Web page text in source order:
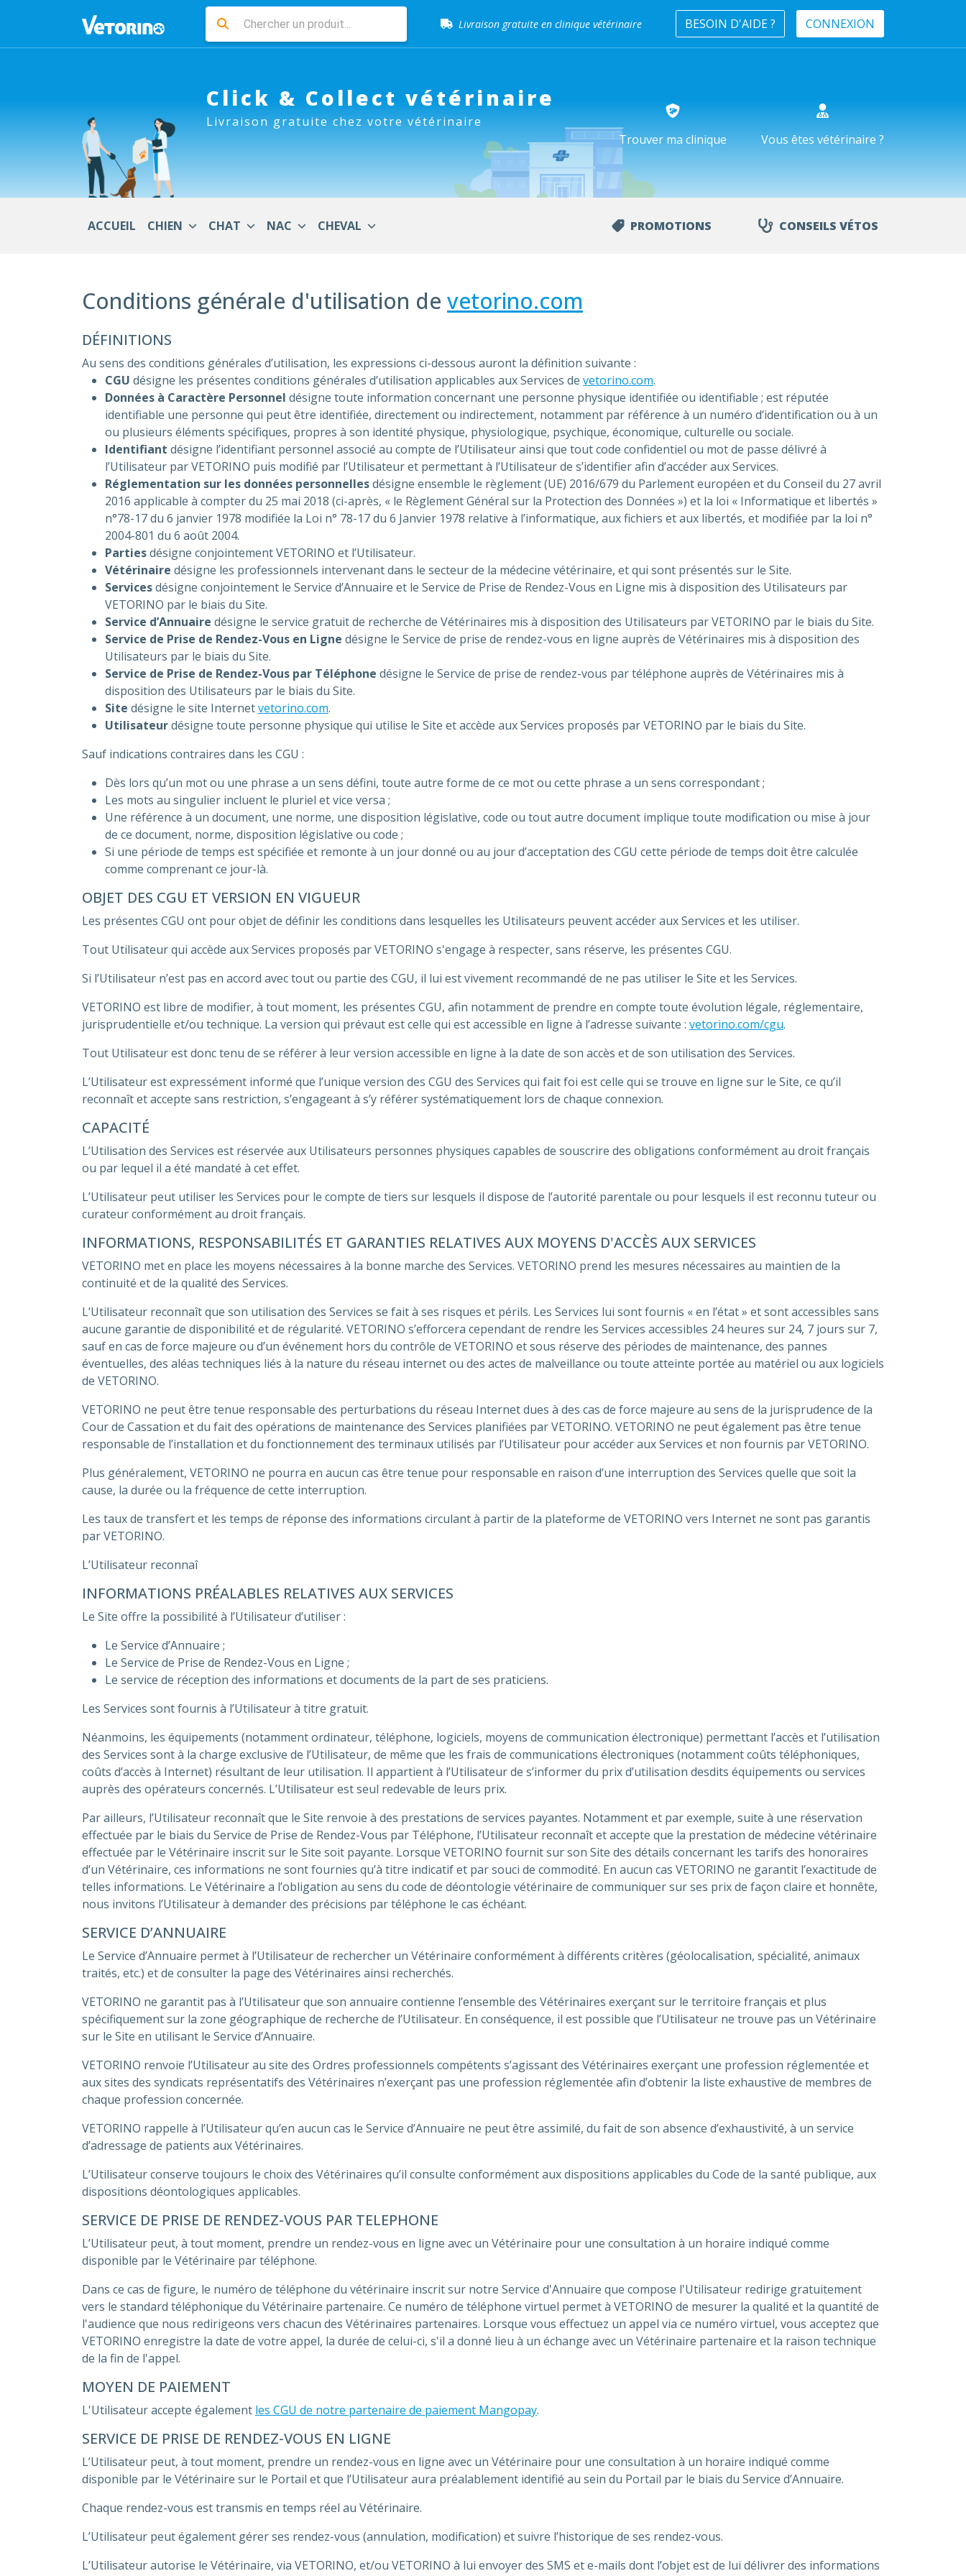
Livraison gratuite en clinique vétérinaire
Sélection de croquettes vétérinaire
Paiement 100% sécurisé
Livraison gratuite en clinique vétérinaire
BESOIN D'AIDE ? CONNEXION
Click & Collect vétérinaire
Livraison gratuite chez votre vétérinaire
Trouver ma clinique
Vous êtes vétérinaire ?
ACCUEIL CHIEN CHAT NAC CHEVAL PROMOTIONS CONSEILS VÉTOS
Conditions générale d'utilisation de vetorino.com
DÉFINITIONS
Au sens des conditions générales d’utilisation, les expressions ci-dessous auront la définition suivante :
CGU désigne les présentes conditions générales d’utilisation applicables aux Services de vetorino.com.
Données à Caractère Personnel désigne toute information concernant une personne physique identifiée ou identifiable ; est réputée
identifiable une personne qui peut être identifiée, directement ou indirectement, notamment par référence à un numéro d’identification ou à un
ou plusieurs éléments spécifiques, propres à son identité physique, physiologique, psychique, économique, culturelle ou sociale.
Identifiant désigne l’identifiant personnel associé au compte de l’Utilisateur ainsi que tout code confidentiel ou mot de passe délivré à
l’Utilisateur par VETORINO puis modifié par l’Utilisateur et permettant à l’Utilisateur de s’identifier afin d’accéder aux Services.
Réglementation sur les données personnellesdésigne ensemble le règlement (UE) 2016/679 du Parlement européen et du Conseil du 27 avril
2016 applicable à compter du 25 mai 2018 (ci-après, « le Règlement Général sur la Protection des Données ») et la loi « Informatique et libertés »
n°78-17 du 6 janvier 1978 modifiée la Loi n° 78-17 du 6 Janvier 1978 relative à l’informatique, aux fichiers et aux libertés, et modifiée par la loi n°
2004-801 du 6 août 2004.
Partiesdésigne conjointement VETORINO et l’Utilisateur.
Vétérinaire désigne les professionnels intervenant dans le secteur de la médecine vétérinaire, et qui sont présentés sur le Site.
Servicesdésigne conjointement le Service d’Annuaire et le Service de Prise de Rendez-Vous en Ligne mis à disposition des Utilisateurs par
VETORINO par le biais du Site.
Service d’Annuaire désigne le service gratuit de recherche de Vétérinaires mis à disposition des Utilisateurs par VETORINO par le biais du Site.
Service de Prise de Rendez-Vous en Ligne désigne le Service de prise de rendez-vous en ligne auprès de Vétérinaires mis à disposition des
Utilisateurs par le biais du Site.
Service de Prise de Rendez-Vous par Téléphone désigne le Service de prise de rendez-vous par téléphone auprès de Vétérinaires mis à
disposition des Utilisateurs par le biais du Site.
Site désigne le site Internetvetorino.com.
Utilisateurdésigne toute personne physique qui utilise le Site et accède aux Services proposés par VETORINO par le biais du Site.
Sauf indications contraires dans les CGU :
Dès lors qu’un mot ou une phrase a un sens défini, toute autre forme de ce mot ou cette phrase a un sens correspondant ;
Les mots au singulier incluent le pluriel et vice versa ;
Une référence à un document, une norme, une disposition législative, code ou tout autre document implique toute modification ou mise à jour
de ce document, norme, disposition législative ou code ;
Si une période de temps est spécifiée et remonte à un jour donné ou au jour d’acceptation des CGU cette période de temps doit être calculée
comme comprenant ce jour-là.
OBJET DES CGU ET VERSION EN VIGUEUR
Les présentes CGU ont pour objet de définir les conditions dans lesquelles les Utilisateurs peuvent accéder aux Services et les utiliser.
Tout Utilisateur qui accède aux Services proposés par VETORINO s'engage à respecter, sans réserve, les présentes CGU.
Si l’Utilisateur n’est pas en accord avec tout ou partie des CGU, il lui est vivement recommandé de ne pas utiliser le Site et les Services.
VETORINO est libre de modifier, à tout moment, les présentes CGU, afin notamment de prendre en compte toute évolution légale, réglementaire,
jurisprudentielle et/ou technique. La version qui prévaut est celle qui est accessible en ligne à l’adresse suivante : vetorino.com/cgu.
Tout Utilisateur est donc tenu de se référer à leur version accessible en ligne à la date de son accès et de son utilisation des Services.
L’Utilisateur est expressément informé que l’unique version des CGU des Services qui fait foi est celle qui se trouve en ligne sur le Site, ce qu’il
reconnaît et accepte sans restriction, s’engageant à s’y référer systématiquement lors de chaque connexion.
CAPACITÉ
L’Utilisation des Services est réservée aux Utilisateurs personnes physiques capables de souscrire des obligations conformément au droit français
ou par lequel il a été mandaté à cet effet.
L’Utilisateur peut utiliser les Services pour le compte de tiers sur lesquels il dispose de l’autorité parentale ou pour lesquels il est reconnu tuteur ou
curateur conformément au droit français.
INFORMATIONS, RESPONSABILITÉS ET GARANTIES RELATIVES AUX MOYENS D'ACCÈS AUX SERVICES
VETORINO met en place les moyens nécessaires à la bonne marche des Services. VETORINO prend les mesures nécessaires au maintien de la
continuité et de la qualité des Services.
L’Utilisateur reconnaît que son utilisation des Services se fait à ses risques et périls. Les Services lui sont fournis « en l’état » et sont accessibles sans
aucune garantie de disponibilité et de régularité. VETORINO s’efforcera cependant de rendre les Services accessibles 24 heures sur 24, 7 jours sur 7,
sauf en cas de force majeure ou d’un événement hors du contrôle de VETORINO et sous réserve des périodes de maintenance, des pannes
éventuelles, des aléas techniques liés à la nature du réseau internet ou des actes de malveillance ou toute atteinte portée au matériel ou aux logiciels
de VETORINO.
VETORINO ne peut être tenue responsable des perturbations du réseau Internet dues à des cas de force majeure au sens de la jurisprudence de la
Cour de Cassation et du fait des opérations de maintenance des Services planifiées par VETORINO. VETORINO ne peut également pas être tenue
responsable de l’installation et du fonctionnement des terminaux utilisés par l’Utilisateur pour accéder aux Services et non fournis par VETORINO.
Plus généralement, VETORINO ne pourra en aucun cas être tenue pour responsable en raison d’une interruption des Services quelle que soit la
cause, la durée ou la fréquence de cette interruption.
Les taux de transfert et les temps de réponse des informations circulant à partir de la plateforme de VETORINO vers Internet ne sont pas garantis
par VETORINO.
L’Utilisateur reconnaî
INFORMATIONS PRÉALABLES RELATIVES AUX SERVICES
Le Site offre la possibilité à l’Utilisateur d’utiliser :
Le Service d’Annuaire ;
Le Service de Prise de Rendez-Vous en Ligne ;
Le service de réception des informations et documents de la part de ses praticiens.
Les Services sont fournis à l’Utilisateur à titre gratuit.
Néanmoins, les équipements (notamment ordinateur, téléphone, logiciels, moyens de communication électronique) permettant l’accès et l’utilisation
des Services sont à la charge exclusive de l’Utilisateur, de même que les frais de communications électroniques (notamment coûts téléphoniques,
coûts d’accès à Internet) résultant de leur utilisation. Il appartient à l’Utilisateur de s’informer du prix d’utilisation desdits équipements ou services
auprès des opérateurs concernés. L’Utilisateur est seul redevable de leurs prix.
Par ailleurs, l’Utilisateur reconnaît que le Site renvoie à des prestations de services payantes. Notamment et par exemple, suite à une réservation
effectuée par le biais du Service de Prise de Rendez-Vous par Téléphone, l’Utilisateur reconnaît et accepte que la prestation de médecine vétérinaire
effectuée par le Vétérinaire inscrit sur le Site soit payante. Lorsque VETORINO fournit sur son Site des détails concernant les tarifs des honoraires
d’un Vétérinaire, ces informations ne sont fournies qu’à titre indicatif et par souci de commodité. En aucun cas VETORINO ne garantit l’exactitude de
telles informations. Le Vétérinaire a l’obligation au sens du code de déontologie vétérinaire de communiquer sur ses prix de façon claire et honnête,
nous invitons l’Utilisateur à demander des précisions par téléphone le cas échéant.
SERVICE D’ANNUAIRE
Le Service d’Annuaire permet à l’Utilisateur de rechercher un Vétérinaire conformément à différents critères (géolocalisation, spécialité, animaux
traités, etc.) et de consulter la page des Vétérinaires ainsi recherchés.
VETORINO ne garantit pas à l’Utilisateur que son annuaire contienne l’ensemble des Vétérinaires exerçant sur le territoire français et plus
spécifiquement sur la zone géographique de recherche de l’Utilisateur. En conséquence, il est possible que l’Utilisateur ne trouve pas un Vétérinaire
sur le Site en utilisant le Service d’Annuaire.
VETORINO renvoie l’Utilisateur au site des Ordres professionnels compétents s’agissant des Vétérinaires exerçant une profession réglementée et
aux sites des syndicats représentatifs des Vétérinaires n’exerçant pas une profession réglementée afin d’obtenir la liste exhaustive de membres de
chaque profession concernée.
VETORINO rappelle à l’Utilisateur qu’en aucun cas le Service d’Annuaire ne peut être assimilé, du fait de son absence d’exhaustivité, à un service
d’adressage de patients aux Vétérinaires.
L’Utilisateur conserve toujours le choix des Vétérinaires qu’il consulte conformément aux dispositions applicables du Code de la santé publique, aux
dispositions déontologiques applicables.
SERVICE DE PRISE DE RENDEZ-VOUS PAR TELEPHONE
L’Utilisateur peut, à tout moment, prendre un rendez-vous en ligne avec un Vétérinaire pour une consultation à un horaire indiqué comme
disponible par le Vétérinaire par téléphone.
Dans ce cas de figure, le numéro de téléphone du vétérinaire inscrit sur notre Service d'Annuaire que compose l'Utilisateur redirige gratuitement
vers le standard téléphonique du Vétérinaire partenaire. Ce numéro de téléphone virtuel permet à VETORINO de mesurer la qualité et la quantité de
l'audience que nous redirigeons vers chacun des Vétérinaires partenaires. Lorsque vous effectuez un appel via ce numéro virtuel, vous acceptez que
VETORINO enregistre la date de votre appel, la durée de celui-ci, s'il a donné lieu à un échange avec un Vétérinaire partenaire et la raison technique
de la fin de l'appel.
MOYEN DE PAIEMENT
L'Utilisateur accepte également les CGU de notre partenaire de paiement Mangopay.
SERVICE DE PRISE DE RENDEZ-VOUS EN LIGNE
L’Utilisateur peut, à tout moment, prendre un rendez-vous en ligne avec un Vétérinaire pour une consultation à un horaire indiqué comme
disponible par le Vétérinaire sur le Portail et que l’Utilisateur aura préalablement identifié au sein du Portail par le biais du Service d’Annuaire.
Chaque rendez-vous est transmis en temps réel au Vétérinaire.
L’Utilisateur peut également gérer ses rendez-vous (annulation, modification) et suivre l’historique de ses rendez-vous.
L’Utilisateur autorise le Vétérinaire, via VETORINO, et/ou VETORINO à lui envoyer des SMS et e-mails dont l’objet est de lui délivrer des informations